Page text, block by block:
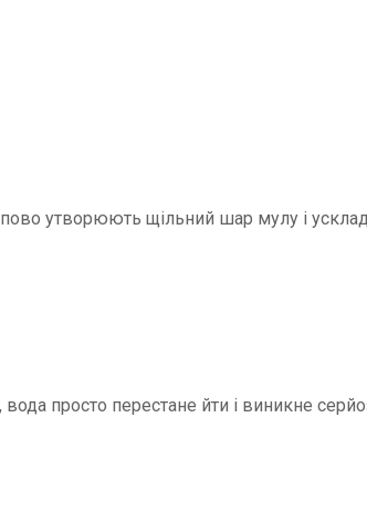
утворюють щільний шар мулу і
просто перестане йти і виникне